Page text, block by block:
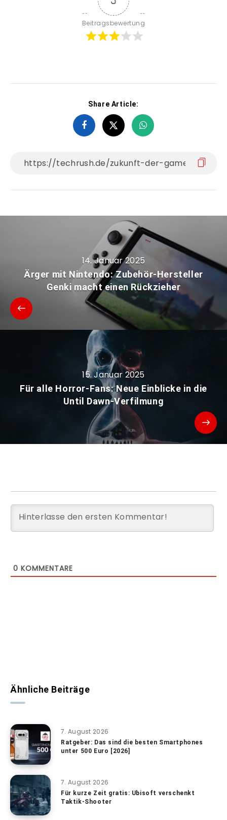
Beitragsbewertung
Share Article:
14. Januar 2025
Ärger mit Nintendo: Zubehör-Hersteller
Genki macht einen Rückzieher
15. Januar 2025
Für alle Horror-Fans: Neue Einblicke in die
Until Dawn-Verfilmung
0 KOMMENTARE
Ähnliche Beiträge
7. August 2026
Ratgeber: Das sind die besten Smartphones
unter 500 Euro [2026]
7. August 2026
Für kurze Zeit gratis: Ubisoft verschenkt
Taktik-Shooter